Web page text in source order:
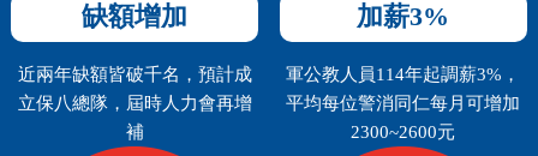
缺額增加
近兩年缺額皆破千名，預計成
立保八總隊，屆時人力會再增
補
加薪3%
軍公教人員114年起調薪3%，
平均每位警消同仁每月可增加
2300~2600元